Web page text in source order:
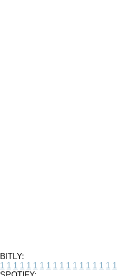
BITLY:
1 1 1 1 1 1 1 1 1 1 1 1 1 1 1 1 1 1